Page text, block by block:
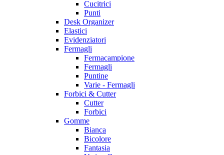
Cucitrici
Punti
Desk Organizer
Elastici
Evidenziatori
Fermagli
Fermacampione
Fermagli
Puntine
Varie - Fermagli
Forbici & Cutter
Cutter
Forbici
Gomme
Bianca
Bicolore
Fantasia